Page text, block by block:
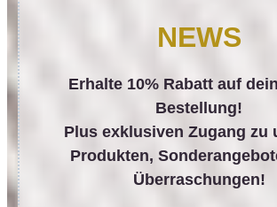
NEWS
Erhalte 10% Rabatt auf
Bestellung!
Plus exklusiven Zugang zu
Produkten,
Überraschungen!